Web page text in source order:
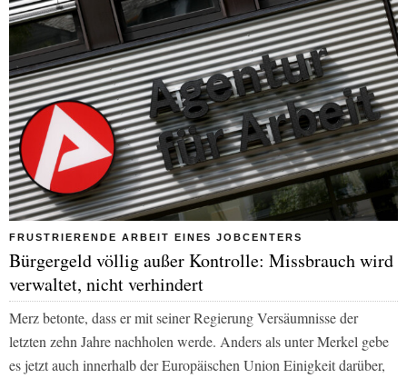
FRUSTRIERENDE ARBEIT EINES JOBCENTERS
Bürgergeld völlig außer Kontrolle: Missbrauch wird
verwaltet, nicht verhindert
Merz betonte, dass er mit seiner Regierung Versäumnisse der
letzten zehn Jahre nachholen werde. Anders als unter Merkel gebe
es jetzt auch innerhalb der Europäischen Union Einigkeit darüber,